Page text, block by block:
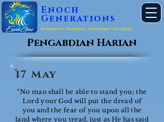
Enoch
Generations
Kebenaran Kerajaan, Kehidupan Kerajaan
Pengabdian Harian
17 May
“No man shall be able to stand you; the
Lord your God will put the dread of
you and the fear of you upon all the
land where you tread, just as He has said